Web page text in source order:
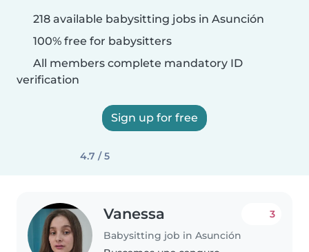
218 available babysitting jobs in Asunción
100% free for babysitters
All members complete mandatory ID
verification
Sign up for free
4.7 / 5
Vanessa
Babysitting job in Asunción
3